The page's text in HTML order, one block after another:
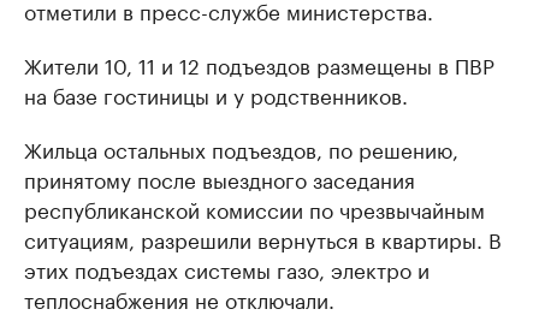
отметили в пресс-службе министерства.
Жители 10, 11 и 12 подъездов размещены в ПВР
на базе гостиницы и у родственников.
Жильца остальных подъездов, по решению,
принятому после выездного заседания
республиканской комиссии по чрезвычайным
ситуациям, разрешили вернуться в квартиры. В
этих подъездах системы газо, электро и
теплоснабжения не отключали.